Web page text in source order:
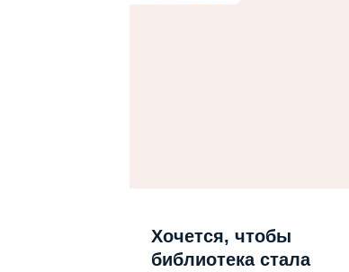
Хочется, чтобы
библиотека стала